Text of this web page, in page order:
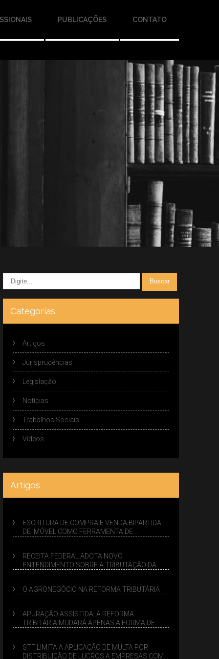
PUBLICAÇÕES CONTATO
Categorias
Artigos
Jurisprudências
Legislação
Notícias
Trabalhos Sociais
Vídeos
Artigos
ESCRITURA DE COMPRA E VENDA BIPARTIDA
DE IMÓVEL COMO FERRAMENTA DE
RECEITA FEDERAL ADOTA NOVO
ENTENDIMENTO SOBRE A TRIBUTAÇÃO DA
O AGRONEGÓCIO NA REFORMA TRIBUTÁRIA
APURAÇÃO ASSISTIDA: A REFORMA
TRIBITÁRIA MUDARÁ APENAS A FORMA DE
STF LIMITA A APLICAÇÃO DE MULTA POR
DISTRIBUIÇÃO DE LUCROS A EMPRESAS COM